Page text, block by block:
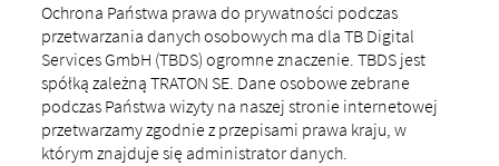
Ochrona Państwa prawa do prywatności podczas
przetwarzania danych osobowych ma dla TB Digital
Services GmbH (TBDS) ogromne znaczenie. TBDS jest
spółką zależną TRATON SE. Dane osobowe zebrane
podczas Państwa wizyty na naszej stronie internetowej
przetwarzamy zgodnie z przepisami prawa kraju, w
którym znajduje się administrator danych.